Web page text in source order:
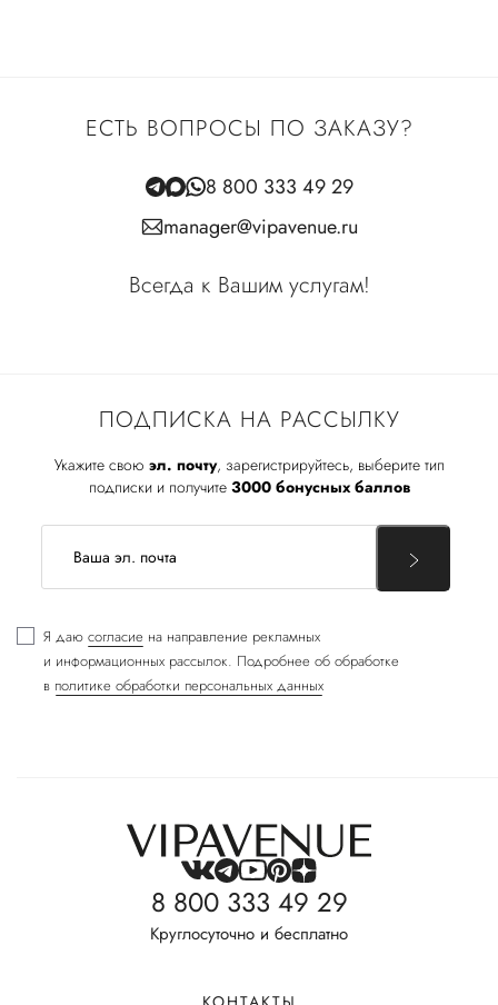
ПОДПИСКА НА РАССЫЛКУ
Укажите свою эл. почту, зарегистрируйтесь, выберите тип
подписки и получите 3000 бонусных баллов
Я даю согласие на направление рекламных
и информационных рассылок. Подробнее об обработке
в политике обработки персональных данных
ЕСТЬ ВОПРОСЫ ПО ЗАКАЗУ?
8 800 333 49 29
manager@vipavenue.ru
Всегда к Вашим услугам!
8 800 333 49 29
Круглосуточно и бесплатно